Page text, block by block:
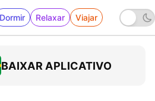
Dormir Relaxar Viajar
BAIXAR APLICATIVO